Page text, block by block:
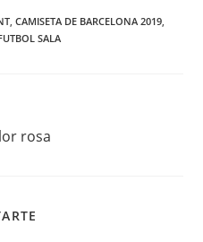
CAMISETA DE BARCELONA 2019
SALA
rosa